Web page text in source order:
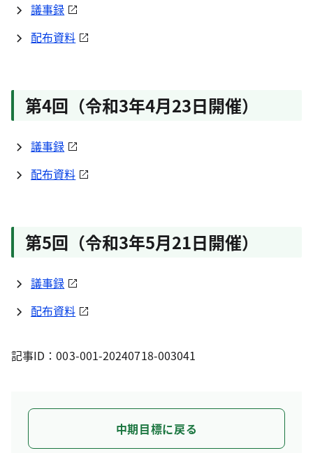
議事録
配布資料
第4回（令和3年4月23日開催）
議事録
配布資料
第5回（令和3年5月21日開催）
議事録
配布資料
記事ID：003-001-20240718-003041
中期目標に戻る